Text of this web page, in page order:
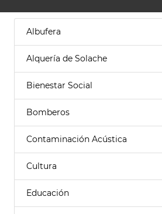
Albufera
Alquería de Solache
Bienestar Social
Bomberos
Contaminación Acústica
Cultura
Educación